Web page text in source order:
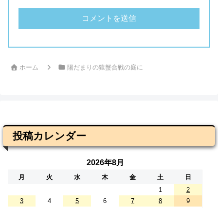
ホーム 陽だまりの猿蟹合戦の庭に
投稿カレンダー
2026年8月
月 火 水 木 金 土
日
1
2
3
4 5 6 7 8
9